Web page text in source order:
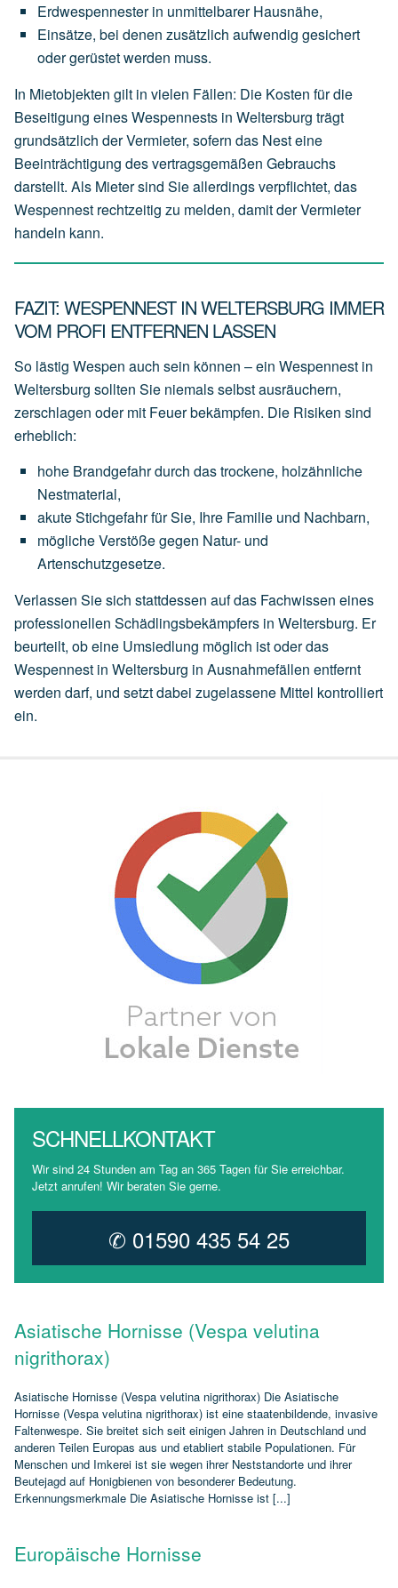
Erdwespennester in unmittelbarer Hausnähe,
Einsätze, bei denen zusätzlich aufwendig gesichert
odergerüstetwerden muss.
In Mietobjekten gilt in vielen Fällen: Die Kosten für die
Beseitigung eines Wespennests in Weltersburg trägt
grundsätzlich derVermieter, sofern das Nest eine
Beeinträchtigung des vertragsgemäßen Gebrauchs
darstellt. Als Mieter sind Sie allerdings verpflichtet, das
Wespennest rechtzeitig zu melden, damit der Vermieter
handeln kann.
FAZIT: WESPENNEST IN WELTERSBURG IMMER
VOM PROFI ENTFERNEN LASSEN
So lästig Wespen auch sein können – ein Wespennest in
Weltersburg sollten Sie niemals selbst ausräuchern,
zerschlagen oder mit Feuer bekämpfen. Die Risiken sind
erheblich:
hohe Brandgefahrdurch dastrockene, holzähnliche
Nestmaterial,
akuteStichgefahrfürSie, Ihre Familie und Nachbarn,
möglicheVerstößegegen Natur- und
Artenschutzgesetze.
Verlassen Sie sich stattdessen auf das Fachwissen eines
professionellen Schädlingsbekämpfers in Weltersburg. Er
beurteilt, ob eine Umsiedlung möglich ist oder das
Wespennest in Weltersburg in Ausnahmefällen entfernt
werden darf, und setzt dabei zugelassene Mittel kontrolliert
ein.
SCHNELLKONTAKT
Wir sind 24 Stunden am Tag an 365 Tagen für Sie erreichbar.
Jetzt anrufen! Wir beraten Sie gerne.
✆ 01590 435 54 25
Asiatische Hornisse (Vespa velutina
nigrithorax)
Asiatische Hornisse (Vespa velutina nigrithorax) Die Asiatische
Hornisse (Vespa velutina nigrithorax) ist eine staatenbildende, invasive
Faltenwespe. Sie breitet sich seit einigen Jahren in Deutschland und
anderen Teilen Europas aus und etabliert stabile Populationen. Für
Menschen und Imkerei ist sie wegen ihrer Neststandorte und ihrer
Beutejagd auf Honigbienen von besonderer Bedeutung.
Erkennungsmerkmale Die Asiatische Hornisse ist [...]
Europäische Hornisse